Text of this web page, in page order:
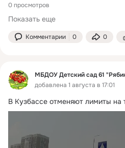
0 просмотров
Показать еще
Комментарии 0 0
МБДОУ Детский сад 61
добавлена 1 августа в 17:01
В Кузбассе отменяют лимиты на